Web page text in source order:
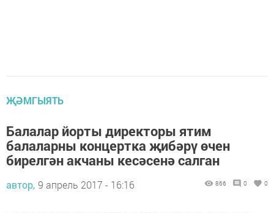
ҖӘМГЫЯТЬ
Балалар йорты директоры ятим
балаларны концертка җибәрү өчен
бирелгән акчаны кесәсенә салган
автор, 9 апрель 2017 - 16:16 866 0 0